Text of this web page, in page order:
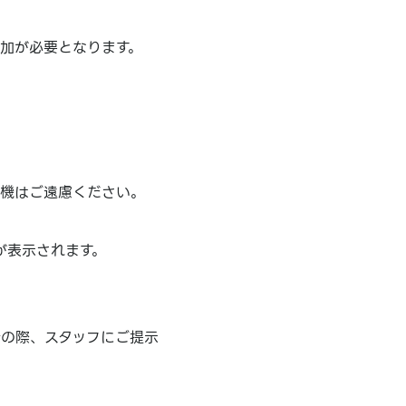
必要となります。
はご遠慮ください。
示されます。
際、スタッフにご提示